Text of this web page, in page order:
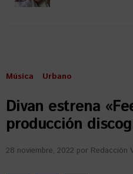
Música Urbano
Divan estrena
producción
28 noviembre, 2022 por Redacción